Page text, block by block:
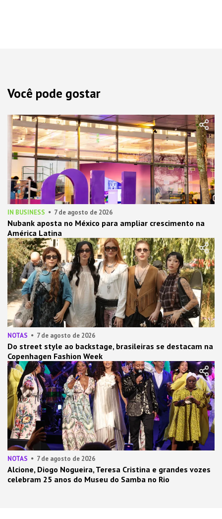
Você pode gostar
IN BUSINESS 7 de agosto de 2026
Nubank aposta no México para ampliar crescimento na
América Latina
NOTAS 7 de agosto de 2026
Do street style ao backstage, brasileiras se destacam na
Copenhagen Fashion Week
NOTAS 7 de agosto de 2026
Alcione, Diogo Nogueira, Teresa Cristina e grandes vozes
celebram 25 anos do Museu do Samba no Rio